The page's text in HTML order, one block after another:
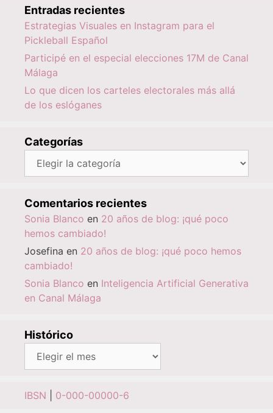
Entradas recientes
Estrategias Visuales en Instagram para el
Pickleball Español
Participé en el especial elecciones 17M de Canal
Málaga
Lo que dicen los carteles electorales más allá
de los eslóganes
Categorías
Categorías
Comentarios recientes
Sonia Blanco en 20 años de blog: ¡qué poco
hemos cambiado!
Josefina en 20 años de blog: ¡qué poco hemos
cambiado!
Sonia Blanco en Inteligencia Artificial Generativa
en Canal Málaga
Histórico
Histórico
IBSN 0-000-00000-6